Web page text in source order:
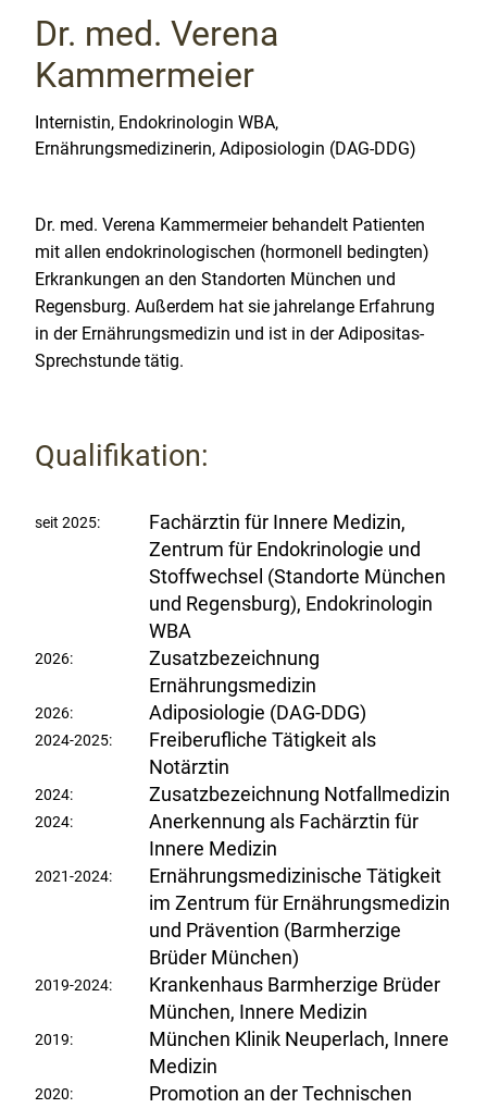
Dr. med. Verena
Kammermeier
Internistin, Endokrinologin WBA,
Ernährungsmedizinerin, Adiposiologin (DAG-DDG)
Dr. med. Verena Kammermeierbehandelt Patienten
mit allen endokrinologischen (hormonell bedingten)
Erkrankungen an den Standorten München und
Regensburg. Außerdem hat sie jahrelange Erfahrung
in der Ernährungsmedizin und ist in der Adipositas-
Sprechstunde tätig.
Qualifikation:
seit 2025:
Fachärztin für Innere Medizin,
Zentrum für Endokrinologie und
Stoffwechsel (Standorte München
und Regensburg), Endokrinologin
WBA
2026:
Zusatzbezeichnung
Ernährungsmedizin
2026: Adiposiologie (DAG-DDG)
2024-2025:
Freiberufliche Tätigkeit als
Notärztin
2024: Zusatzbezeichnung Notfallmedizin
2024:
Anerkennung als Fachärztin für
Innere Medizin
2021-2024:
Ernährungsmedizinische Tätigkeit
im Zentrum für Ernährungsmedizin
und Prävention (Barmherzige
Brüder München)
2019-2024:
Krankenhaus Barmherzige Brüder
München, Innere Medizin
2019:
München Klinik Neuperlach, Innere
Medizin
2020:
Promotion an der Technischen